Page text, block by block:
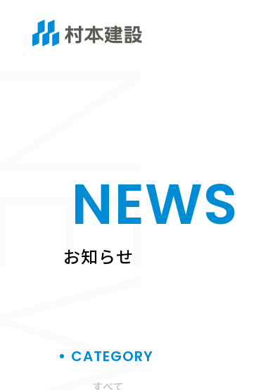
NEWS
お知らせ
CATEGORY
すべて